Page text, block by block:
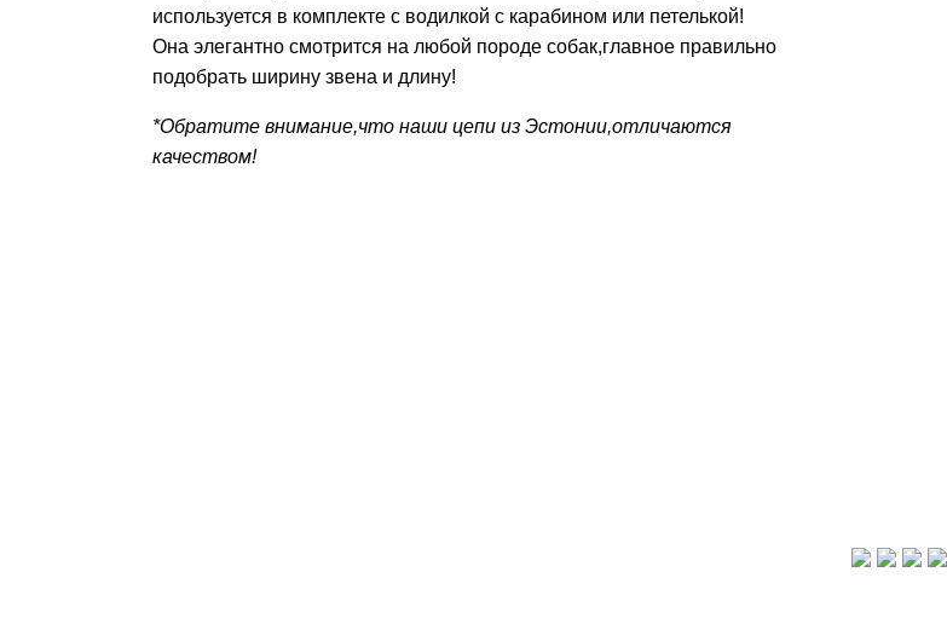
используется в комплекте с водилкой с карабином или петелькой!
Она элегантно смотрится на любой породе собак,главное правильно
подобрать ширину звена и длину!
*Обратите внимание,что наши цепи из Эстонии,отличаются
качеством!